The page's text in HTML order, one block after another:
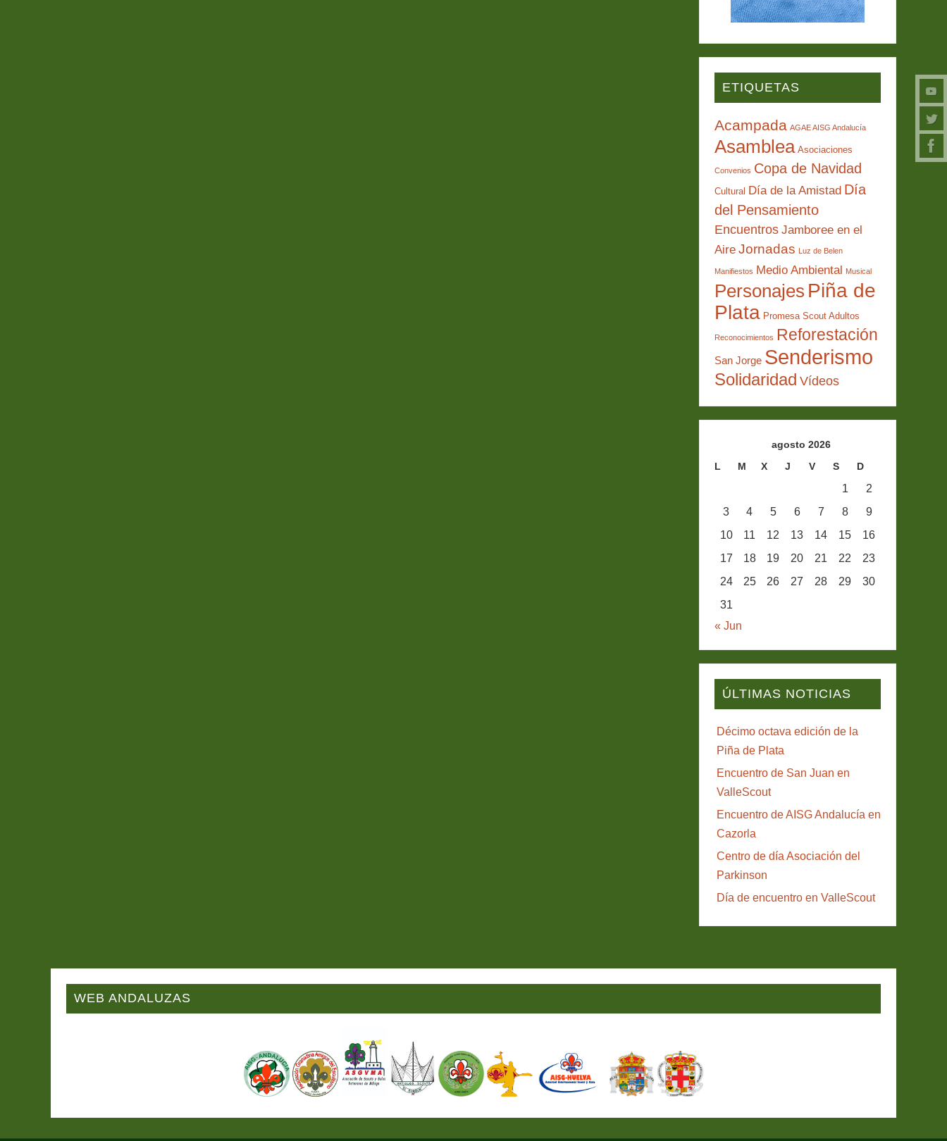
ETIQUETAS
Acampada AGAE AISG Andalucía
Asamblea Asociaciones
Convenios Copa de Navidad
Cultural Día de la Amistad Día
del Pensamiento
Encuentros Jamboree en el
Aire Jornadas Luz de Belen
Manifiestos Medio Ambiental Musical
Personajes Piña de
Plata Promesa Scout Adultos
Reconocimientos Reforestación
San Jorge Senderismo
Solidaridad Vídeos
agosto 2026
L
M X J V S D
1
2
3
4 5 6 7 8
9
10
11 12 13 14 15
16
17
18 19 20 21 22
23
24
25 26 27 28 29
30
31
« Jun
ÚLTIMAS NOTICIAS
Décimo octava edición de la
Piña de Plata
Encuentro de San Juan en
ValleScout
Encuentro de AISG Andalucía en
Cazorla
Centro de día Asociación del
Parkinson
Día de encuentro en ValleScout
WEB ANDALUZAS